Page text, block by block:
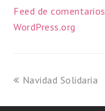
Feed de comentarios
WordPress.org
Navidad Solidaria